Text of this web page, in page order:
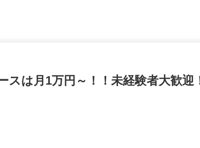
スは月1万円～！！未経験者大歓